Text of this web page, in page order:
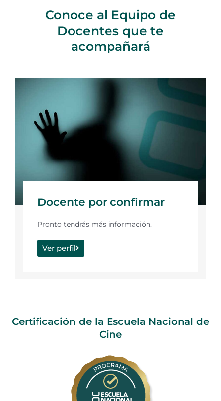
Conoce al Equipo de
Docentes que te
acompañará
Docente por confirmar
Pronto tendrás más información.
Ver perfil
Certificación de la Escuela Nacional de
Cine